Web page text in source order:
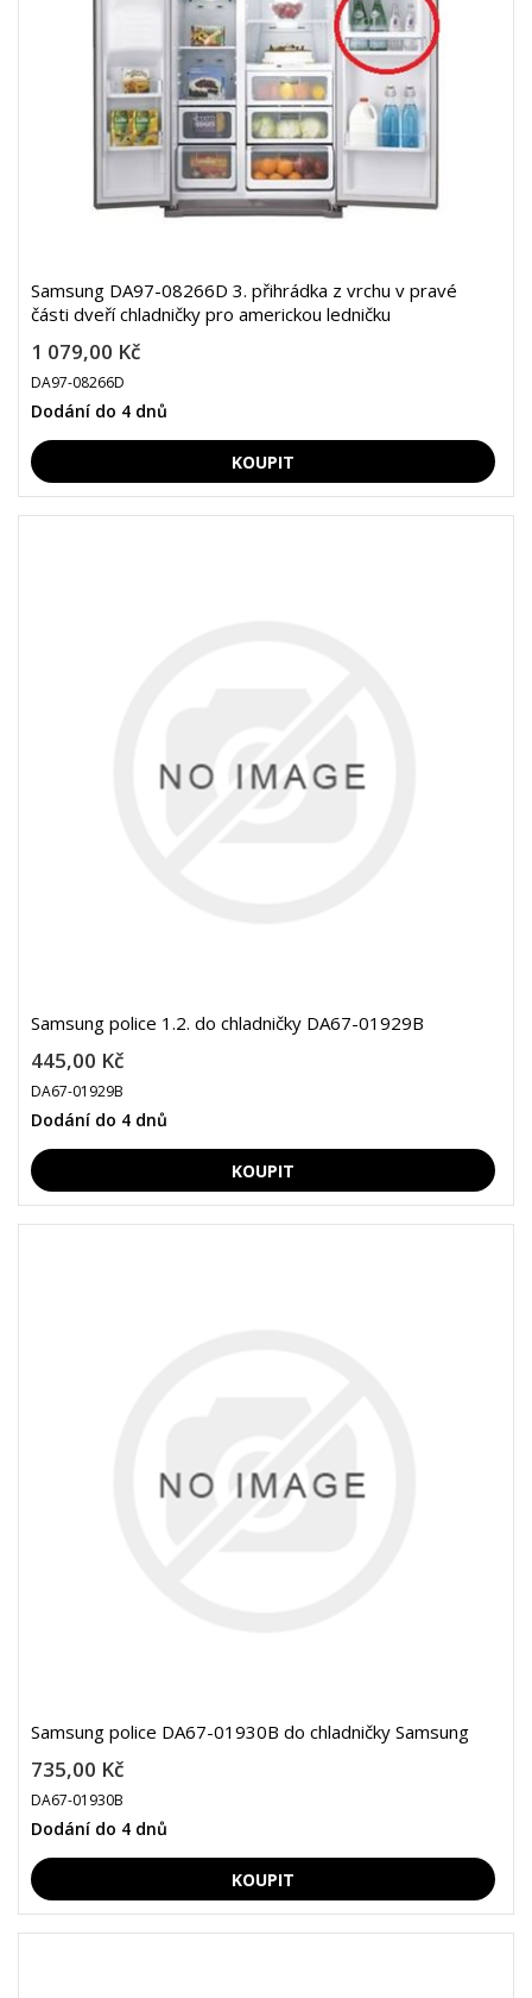
Samsung DA97-08266D 3. přihrádka z vrchu v pravé
části dveří chladničky pro americkou ledničku
1 079,00 Kč
DA97-08266D
Dodání do 4 dnů
Samsung police 1.2. do chladničky DA67-01929B
445,00 Kč
DA67-01929B
Dodání do 4 dnů
Samsung police DA67-01930B do chladničky Samsung
735,00 Kč
DA67-01930B
Dodání do 4 dnů